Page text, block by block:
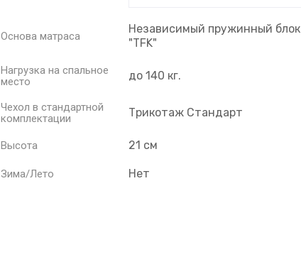
Основа матраса
Независимый пружинный блок
"TFK"
Нагрузка на спальное
место
до 140 кг.
Чехол в стандартной
комплектации
Трикотаж Стандарт
Высота 21 см
Зима/Лето Нет